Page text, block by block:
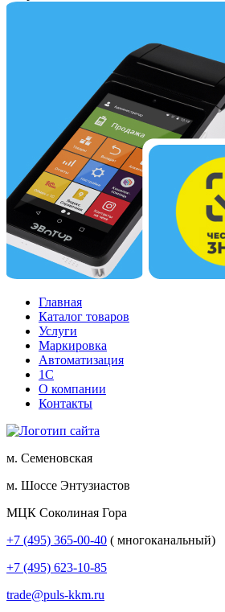
Главная
Каталог товаров
Услуги
Маркировка
Автоматизация
1С
О компании
Контакты
м. Семеновская
м. Шоссе Энтузиастов
МЦК Соколиная Гора
+7 (495) 365-00-40 ( многоканальный)
+7 (495) 623-10-85
trade@puls-kkm.ru